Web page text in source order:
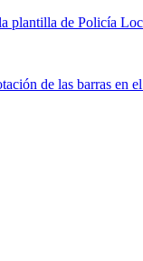
plantilla de Policía
de las barras en